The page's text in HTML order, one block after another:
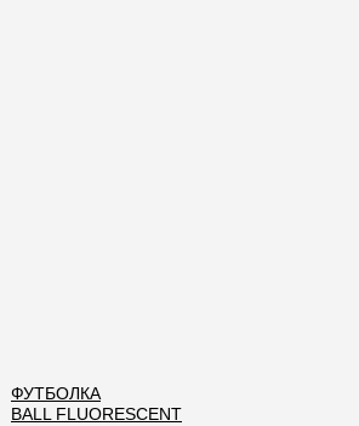
ФУТБОЛКА
BALL FLUORESCENT